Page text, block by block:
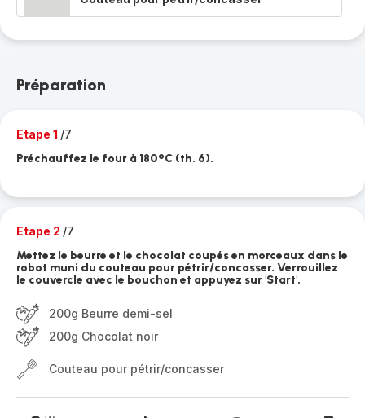
Préparation
Etape 1 /7
Préchauffez le four à 180°C (th. 6).
Etape 2 /7
Mettez le beurre et le chocolat coupés en morceaux dans le
robot muni du couteau pour pétrir/concasser. Verrouillez
le couvercle avec le bouchon et appuyez sur 'Start'.
200g Beurre demi-sel
200g Chocolat noir
Couteau pour pétrir/concasser